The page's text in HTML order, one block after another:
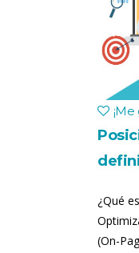
¡Me
¿Qué
(On-